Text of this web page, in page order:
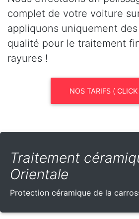
complet de votre voiture
appliquons uniquement
qualité pour le traitement
rayures !
NOS TARIFS (
Traitement
Orientale
Protection céramique de la